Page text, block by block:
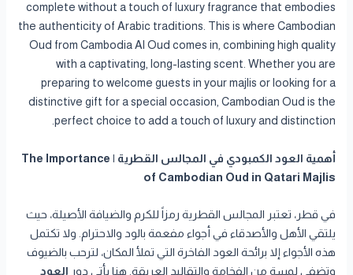
complete without a touch of luxury fragrance that embodies
the authenticity of Arabic traditions. This is where Cambodian
Oud from Cambodia Al Oud comes in, combining high quality
with a captivating, long-lasting scent. Whether you are
preparing to welcome guests in your majlis or looking for a
distinctive gift for a special occasion, Cambodian Oud is the
perfect choice to add a touch of luxury and distinction.
أهمية العود الكمبودي في المجالس القطرية | The Importance
of Cambodian Oud in Qatari Majlis
في قطر، تعتبر المجالس القطرية رمزاً للكرم والضيافة الأصيلة، حيث
يلتقي الأهل والأصدقاء في أجواء مفعمة بالود والاحترام. ولا تكتمل
هذه الأجواء إلا برائحة العود الفاخرة التي تملأ المكان، لترحب بالضيوف
وتضفي لمسة من الفخامة والتقاليد العريقة. هنا يأتي دور العود